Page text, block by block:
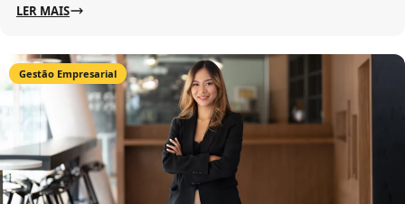
LER MAIS
Gestão Empresarial